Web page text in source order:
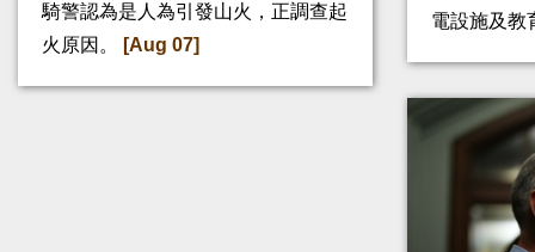
騎警認為是人為引發山火，正調查起
火原因。
[Aug 07]
電設施及教